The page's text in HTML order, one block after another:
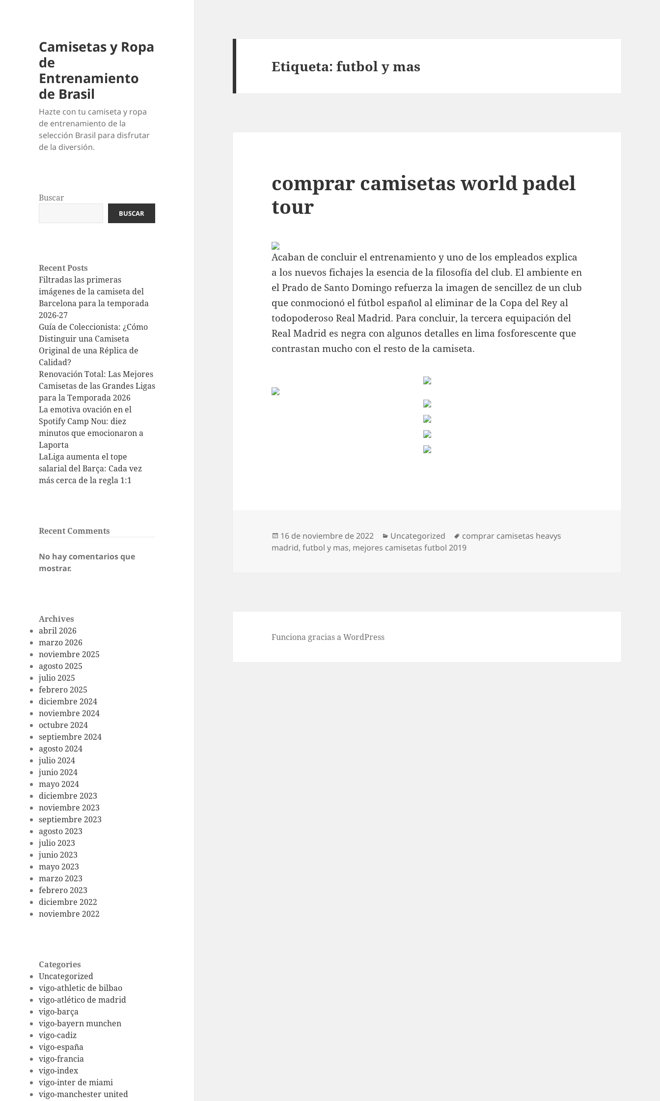
Camisetas y Ropa
de
Entrenamiento
de Brasil
Hazte con tu camiseta y ropa
de entrenamiento de la
selección Brasil para disfrutar
de la diversión.
Buscar
BUSCAR
Recent Posts
Filtradas las primeras
imágenes de la camiseta del
Barcelona para la temporada
2026-27
Guía de Coleccionista: ¿Cómo
Distinguir una Camiseta
Original de una Réplica de
Calidad?
Renovación Total: Las Mejores
Camisetas de las Grandes Ligas
para la Temporada 2026
La emotiva ovación en el
Spotify Camp Nou: diez
minutos que emocionaron a
Laporta
LaLiga aumenta el tope
salarial del Barça: Cada vez
más cerca de la regla 1:1
Recent Comments
No hay comentarios que
mostrar.
Archives
abril 2026
marzo 2026
noviembre 2025
agosto 2025
julio 2025
febrero 2025
diciembre 2024
noviembre 2024
octubre 2024
septiembre 2024
agosto 2024
julio 2024
junio 2024
mayo 2024
diciembre 2023
noviembre 2023
septiembre 2023
agosto 2023
julio 2023
junio 2023
mayo 2023
marzo 2023
febrero 2023
diciembre 2022
noviembre 2022
Categories
Uncategorized
vigo-athletic de bilbao
vigo-atlético de madrid
vigo-barça
vigo-bayern munchen
vigo-cadiz
vigo-españa
vigo-francia
vigo-index
vigo-inter de miami
vigo-manchester united
Etiqueta:futbol y mas
comprar camisetas world padel
tour
Acaban de concluir el entrenamiento y uno de los empleados explica
a los nuevos fichajes la esencia de la filosofía del club. El ambiente en
el Prado de Santo Domingo refuerza la imagen de sencillez de un club
que conmocionó el fútbol español al eliminar de la Copa del Rey al
todopoderoso Real Madrid. Para concluir, la tercera equipación del
Real Madrid es negra con algunos detalles en lima fosforescente que
contrastan mucho con el resto de la camiseta.
Publicado
el
16 de noviembre de 2022 Categorías
Uncategorized Etiquetas
comprar camisetas heavys
madrid,futbol y mas, mejores camisetas futbol 2019
Funciona gracias a WordPress